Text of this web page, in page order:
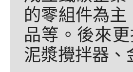
的零組件為
品等。後來
泥漿攪拌器、